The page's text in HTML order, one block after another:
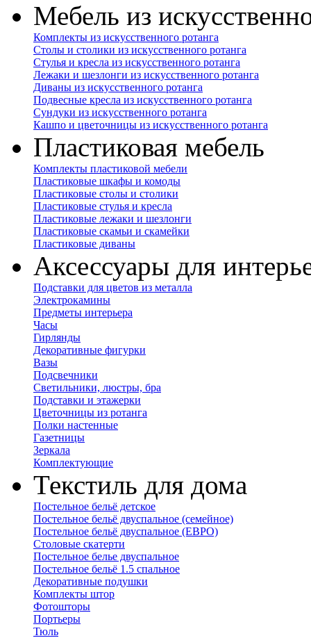
Мебель из
Комплекты из искусственного ротанга
Столы и столики из искусственного ротанга
Стулья и кресла из искусственного ротанга
Лежаки и шезлонги из искусственного ротанга
Диваны из искусственного ротанга
Подвесные кресла из искусственного ротанга
Сундуки из искусственного ротанга
Кашпо и цветочницы из искусственного ротанга
Пластиковая мебель
Комплекты пластиковой мебели
Пластиковые шкафы и комоды
Пластиковые столы и столики
Пластиковые стулья и кресла
Пластиковые лежаки и шезлонги
Пластиковые скамьи и скамейки
Пластиковые диваны
Аксессуары для
Подставки для цветов из металла
Электрокамины
Предметы интерьера
Часы
Гирлянды
Декоративные фигурки
Вазы
Подсвечники
Светильники, люстры, бра
Подставки и этажерки
Цветочницы из ротанга
Полки настенные
Газетницы
Зеркала
Комплектующие
Текстиль для дома
Постельное бельё детское
Постельное бельё двуспальное (семейное)
Постельное бельё двуспальное (ЕВРО)
Столовые скатерти
Постельное белье двуспальное
Постельное бельё 1.5 спальное
Декоративные подушки
Комплекты штор
Фотошторы
Портьеры
Тюль